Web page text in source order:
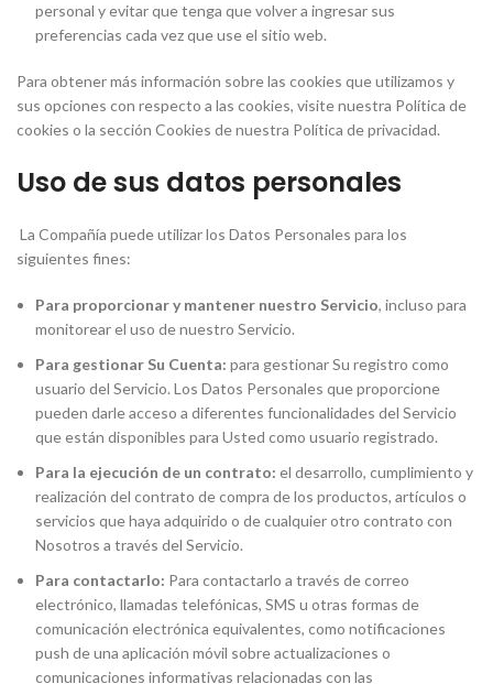
personal y evitar que tenga que volver a ingresar sus
preferencias cada vez que use el sitio web.
Para obtener más información sobre las cookies que utilizamos y
sus opciones con respecto a las cookies, visite nuestra Política de
cookies o la sección Cookies de nuestra Política de privacidad.
Uso de sus datos personales
La Compañía puede utilizar los Datos Personales para los
siguientes fines:
Para proporcionar y mantener nuestro Servicio, incluso para
monitorear el uso de nuestro Servicio.
Para gestionar Su Cuenta: para gestionar Su registro como
usuario del Servicio. Los Datos Personales que proporcione
pueden darle acceso a diferentes funcionalidades del Servicio
que están disponibles para Usted como usuario registrado.
Para la ejecución de un contrato: el desarrollo, cumplimiento y
realización del contrato de compra de los productos, artículos o
servicios que haya adquirido o de cualquier otro contrato con
Nosotros a través del Servicio.
Para contactarlo: Para contactarlo a través de correo
electrónico, llamadas telefónicas, SMS u otras formas de
comunicación electrónica equivalentes, como notificaciones
push de una aplicación móvil sobre actualizaciones o
comunicaciones informativas relacionadas con las